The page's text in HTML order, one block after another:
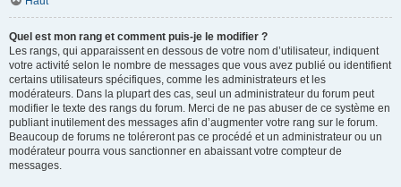
Quel est mon rang et comment puis-je le modifier ?
Les rangs, qui apparaissent en dessous de votre nom d’utilisateur, indiquent
votre activité selon le nombre de messages que vous avez publié ou identifient
certains utilisateurs spécifiques, comme les administrateurs et les
modérateurs. Dans la plupart des cas, seul un administrateur du forum peut
modifier le texte des rangs du forum. Merci de ne pas abuser de ce système en
publiant inutilement des messages afin d’augmenter votre rang sur le forum.
Beaucoup de forums ne toléreront pas ce procédé et un administrateur ou un
modérateur pourra vous sanctionner en abaissant votre compteur de
messages.